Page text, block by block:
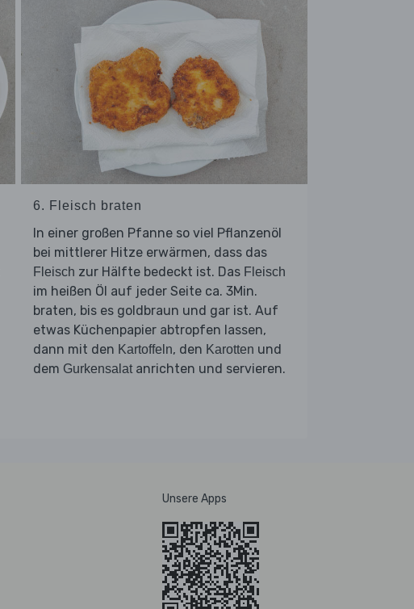
6. Fleisch braten
In einer großen Pfanne so viel Pflanzenöl
bei mittlerer Hitze erwärmen, dass das
Fleisch zur Hälfte bedeckt ist. Das Fleisch
im heißen Öl auf jeder Seite ca. 3Min.
braten, bis es goldbraun und gar ist. Auf
etwas Küchenpapier abtropfen lassen,
dann mit den Kartoffeln, den Karotten und
dem Gurkensalat anrichten und servieren.
Unsere Apps